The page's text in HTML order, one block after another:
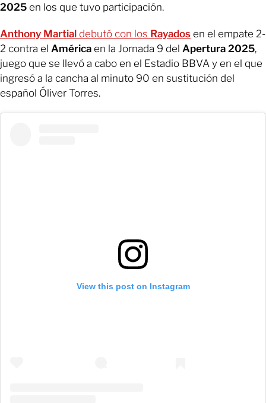
2025 en los que tuvo participación.
Anthony Martial debutó con los Rayados en el empate 2-
2 contra el América en la Jornada 9 del Apertura 2025,
juego que se llevó a cabo en el Estadio BBVA y en el que
ingresó a la cancha al minuto 90 en sustitución del
español Óliver Torres.
View this post on Instagram